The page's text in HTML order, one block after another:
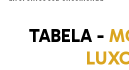
TABELA -